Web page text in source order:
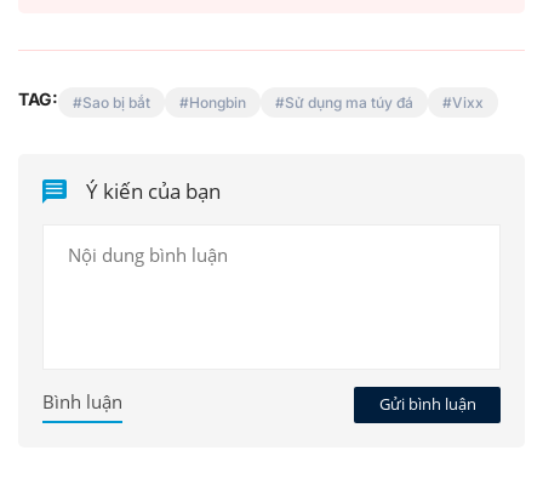
TAG: Sao bị bắt Hongbin Sử dụng ma túy đá Vixx
Ý kiến của bạn
Gửi bình luận
Bình luận